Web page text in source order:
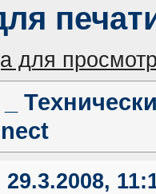
для
_
29.3.2008,